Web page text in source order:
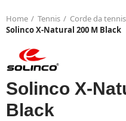
Home Tennis Corde da tennis
Solinco X-Natural 200 M Black
Solinco X-
Black